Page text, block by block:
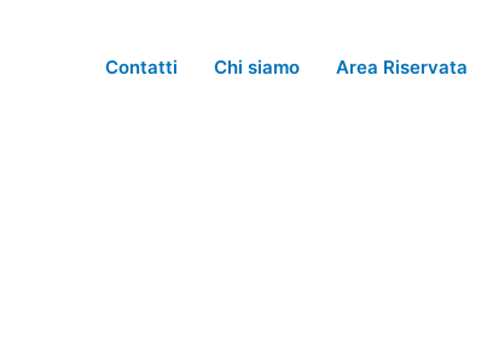
Contatti Chi siamo Area Riservata